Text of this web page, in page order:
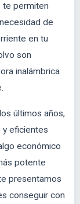
te permiten
de
en tu
son
inalámbrica
últimos años,
y eficientes
económico
potente
presentamos
conseguir con